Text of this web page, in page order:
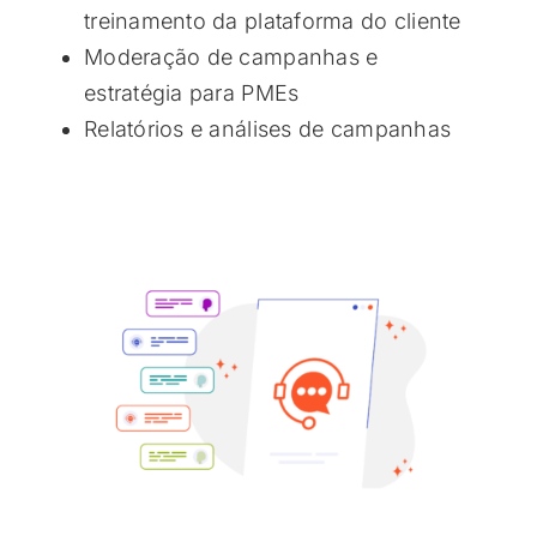
treinamento da plataforma do cliente
Moderação de campanhas e
estratégia para PMEs
Relatórios e análises de campanhas